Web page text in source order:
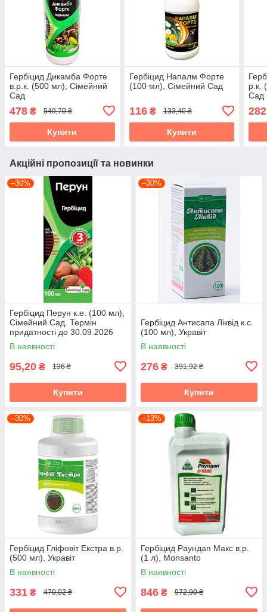
Гербіцид Дикамба Форте
в.р.к. (500 мл), Сімейний
Сад
478 ₴ 549,70 ₴
Купити
Гербіцид Напалм Форте
(100 мл), Сімейний Сад
116₴ 133,40 ₴
Купити
р.к.
Сад
282
Акційні пропозиції та новинки
–30%
Гербіцид Перун к.е. (100 мл),
Сімейний Сад. Термін
придатності до 30.09.2026
В наявності
95,20 ₴ 136 ₴
Купити
–30%
Гербіцид Антисапа Ліквід к.с.
(100 мл), Укравіт
В наявності
276 ₴ 391,92 ₴
Купити
–30%
Гербіцид Гліфовіт Екстра в.р.
(500 мл), Укравіт
В наявності
331 ₴ 470,02 ₴
–13%
Гербіцид Раундап Макс в.р.
(1 л), Monsanto
В наявності
846 ₴ 972,90 ₴